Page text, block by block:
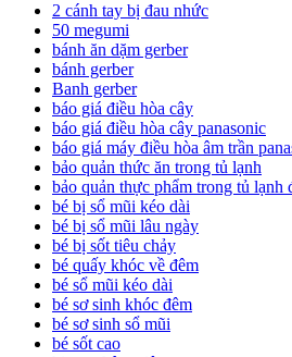
2 cánh tay bị đau nhức
50 megumi
bánh ăn dặm gerber
bánh gerber
Banh gerber
báo giá điều hòa cây
báo giá điều hòa cây panasonic
báo giá máy điều hòa âm trần
bảo quản thức ăn trong tủ lạnh
bảo quản thực phẩm trong tủ lạnh
bé bị sổ mũi kéo dài
bé bị sổ mũi lâu ngày
bé bị sốt tiêu chảy
bé quấy khóc về đêm
bé sổ mũi kéo dài
bé sơ sinh khóc đêm
bé sơ sinh sổ mũi
bé sốt cao